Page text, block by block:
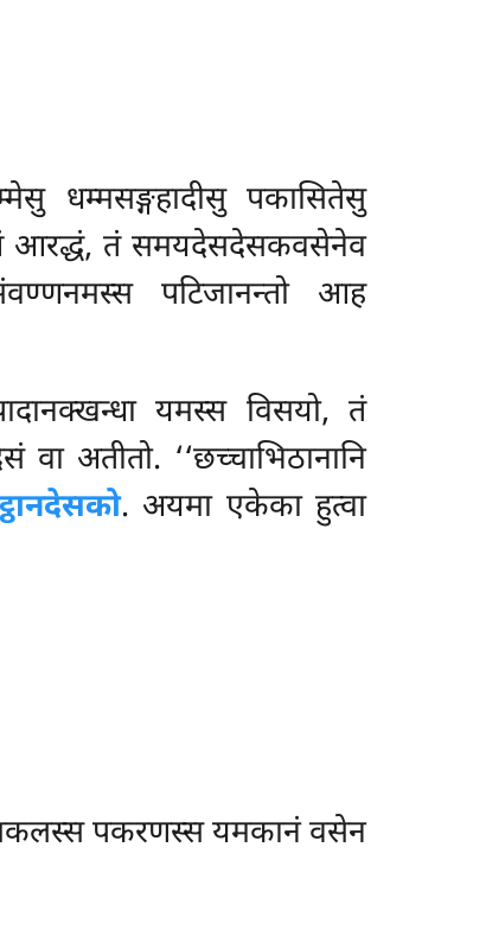
धम्मसङ्गहादीसु पकासितेसु
आरद्धं, तं समयदेसदेसकवसेनेव
पटिजानन्तो आह
यमस्स विसयो, तं
अतीतो. ‘‘छच्चाभिठानानि
. अयमा एकेका हुत्वा
पकरणस्स यमकानं वसेन